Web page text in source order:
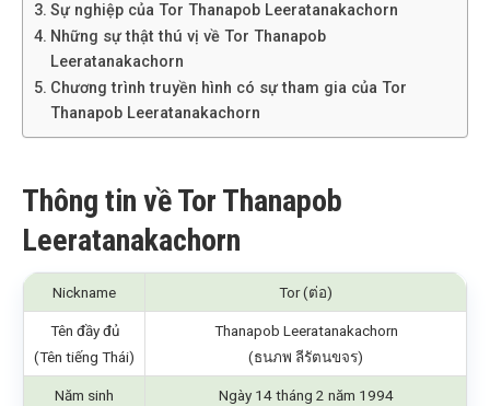
Sự nghiệp của Tor Thanapob Leeratanakachorn
Những sự thật thú vị về Tor Thanapob
Leeratanakachorn
Chương trình truyền hình có sự tham gia của Tor
Thanapob Leeratanakachorn
Thông tin về Tor Thanapob
Leeratanakachorn
Nickname Tor (ต่อ)
Tên đầy đủ
(Tên tiếng Thái)
Thanapob Leeratanakachorn
(ธนภพ ลีรัตนขจร)
Năm sinh Ngày 14 tháng 2 năm 1994